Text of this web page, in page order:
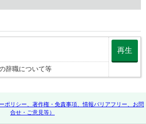
辞職について等
再生
ポリシー、著作権・免責事項、情報バリアフリー、お問
合せ・ご意見等）